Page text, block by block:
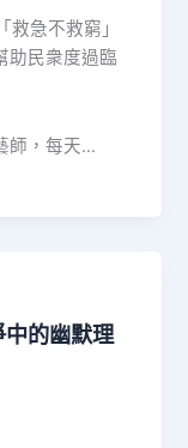
急不救窮」
助民衆度過臨
師，每天…
的幽默理